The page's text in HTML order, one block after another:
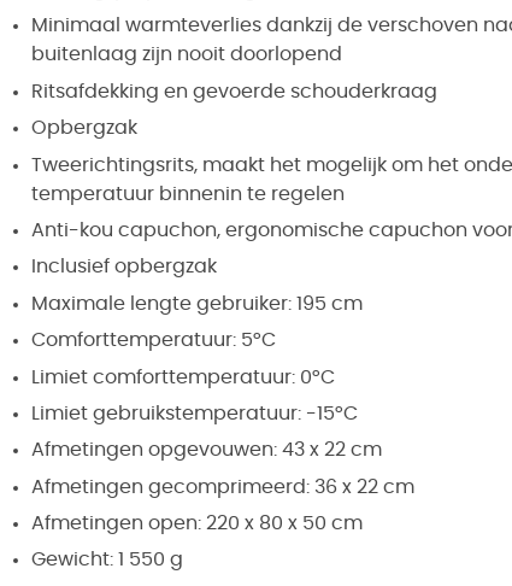
Minimaal warmteverlies dankzij de verschoven
buitenlaag zijn nooit doorlopend
Ritsafdekking en gevoerde schouderkraag
Opbergzak
Tweerichtingsrits, maakt het mogelijk om het
temperatuur binnenin te regelen
Anti-kou capuchon, ergonomische capuchon
Inclusief opbergzak
Maximale lengte gebruiker: 195 cm
Comforttemperatuur: 5°C
Limiet comforttemperatuur: 0°C
Limiet gebruikstemperatuur: -15°C
Afmetingen opgevouwen: 43 x 22 cm
Afmetingen gecomprimeerd: 36 x 22 cm
Afmetingen open: 220 x 80 x 50 cm
Gewicht: 1 550 g